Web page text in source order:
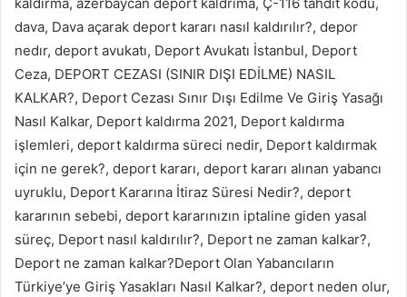
dava, Dava açarak deport kararı nasıl kaldırılır?, depor
nedır, deport avukatı, Deport Avukatı İstanbul, Deport
Ceza, DEPORT CEZASI (SINIR DIŞI EDİLME) NASIL
KALKAR?, Deport Cezası Sınır Dışı Edilme Ve Giriş Yasağı
Nasıl Kalkar, Deport kaldırma 2021, Deport kaldırma
işlemleri, deport kaldırma süreci nedir, Deport kaldırmak
için ne gerek?, deport kararı, deport kararı alınan yabancı
uyruklu, Deport Kararına İtiraz Süresi Nedir?, deport
kararının sebebi, deport kararınızın iptaline giden yasal
süreç, Deport nasıl kaldırılır?, Deport ne zaman kalkar?,
Deport ne zaman kalkar?Deport Olan Yabancıların
Türkiye’ye Giriş Yasakları Nasıl Kalkar?, deport neden olur,